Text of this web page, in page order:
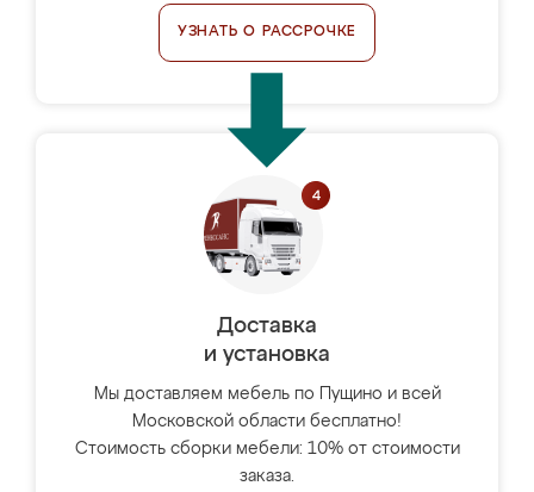
УЗНАТЬ О РАССРОЧКЕ
Доставка
и установка
Мы доставляем мебель по Пущино и всей
Московской области бесплатно!
Стоимость сборки мебели: 10% от стоимости
заказа.